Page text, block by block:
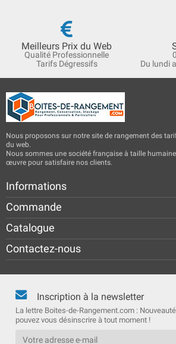
Meilleurs Prix du Web
Qualité Professionnelle
Tarifs Dégressifs
Du lundi
Nous proposons sur notre site de rangement des
du web.
Nous sommes une société française à taille
œuvre pour satisfaire nos clients.
Informations
Commande
Catalogue
Contactez-nous
Inscription à la newsletter
La lettre Boites-de-Rangement.com :
pouvez vous désinscrire à tout moment !